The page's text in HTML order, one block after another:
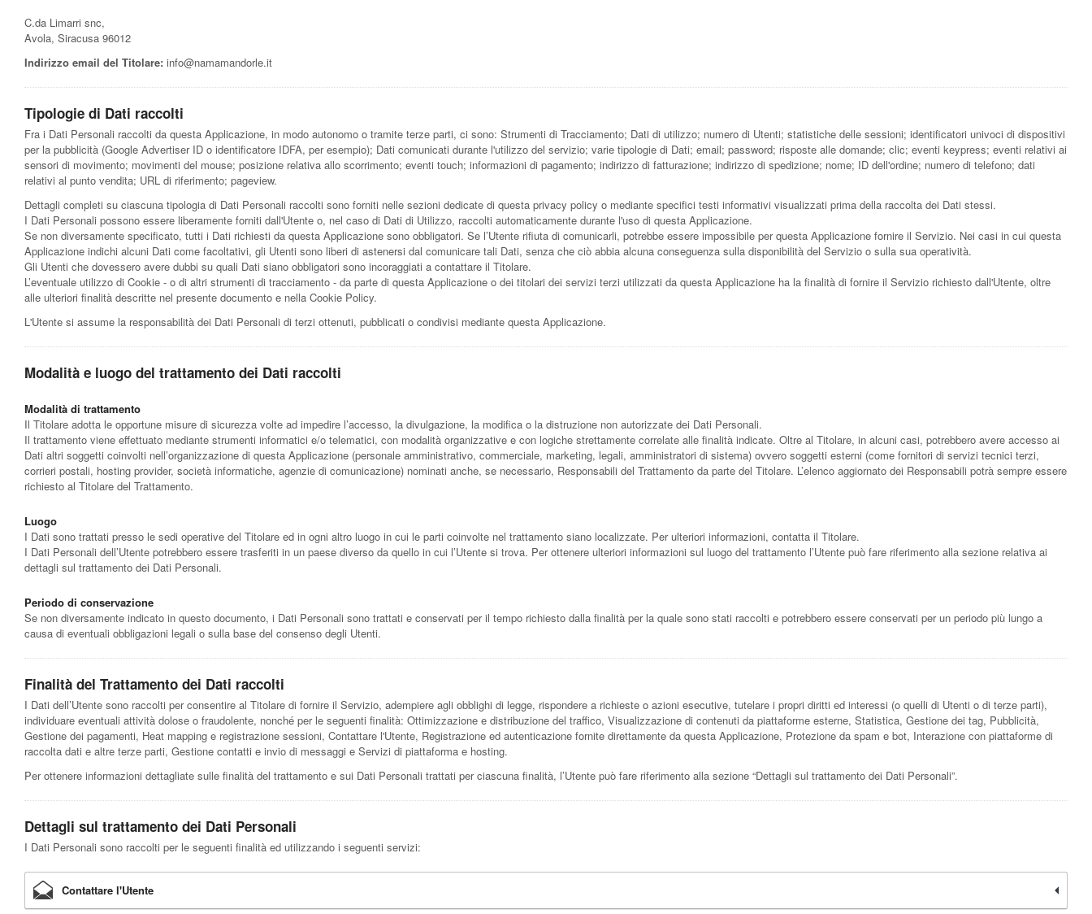
C.da Limarri snc,
Avola, Siracusa 96012
Indirizzo email del Titolare: info@namamandorle.it
Tipologie di Dati raccolti
Fra i Dati Personali raccolti da questa Applicazione, in modo autonomo o tramite terze parti, ci sono: Strumenti di Tracciamento; Dati di utilizzo; numero di Utenti; statistiche delle sessioni; identificatori univoci di dispositivi
per la pubblicità (Google Advertiser ID o identificatore IDFA, per esempio); Dati comunicati durante l'utilizzo del servizio; varie tipologie di Dati; email; password; risposte alle domande; clic; eventi keypress; eventi relativi ai
sensori di movimento; movimenti del mouse; posizione relativa allo scorrimento; eventi touch; informazioni di pagamento; indirizzo di fatturazione; indirizzo di spedizione; nome; ID dell'ordine; numero di telefono; dati
relativi al punto vendita; URL di riferimento; pageview.
Dettagli completi su ciascuna tipologia di Dati Personali raccolti sono forniti nelle sezioni dedicate di questa privacy policy o mediante specifici testi informativi visualizzati prima della raccolta dei Dati stessi.
I Dati Personali possono essere liberamente forniti dall'Utente o, nel caso di Dati di Utilizzo, raccolti automaticamente durante l'uso di questa Applicazione.
Se non diversamente specificato, tutti i Dati richiesti da questa Applicazione sono obbligatori. Se l’Utente rifiuta di comunicarli, potrebbe essere impossibile per questa Applicazione fornire il Servizio. Nei casi in cui questa
Applicazione indichi alcuni Dati come facoltativi, gli Utenti sono liberi di astenersi dal comunicare tali Dati, senza che ciò abbia alcuna conseguenza sulla disponibilità del Servizio o sulla sua operatività.
Gli Utenti che dovessero avere dubbi su quali Dati siano obbligatori sono incoraggiati a contattare il Titolare.
L’eventuale utilizzo di Cookie - o di altri strumenti di tracciamento - da parte di questa Applicazione o dei titolari dei servizi terzi utilizzati da questa Applicazione ha la finalità di fornire il Servizio richiesto dall'Utente, oltre
alle ulteriori finalità descritte nel presente documento e nella Cookie Policy.
L'Utente si assume la responsabilità dei Dati Personali di terzi ottenuti, pubblicati o condivisi mediante questa Applicazione.
Modalità e luogo del trattamento dei Dati raccolti
Modalità di trattamento
Il Titolare adotta le opportune misure di sicurezza volte ad impedire l’accesso, la divulgazione, la modifica o la distruzione non autorizzate dei Dati Personali.
Il trattamento viene effettuato mediante strumenti informatici e/o telematici, con modalità organizzative e con logiche strettamente correlate alle finalità indicate. Oltre al Titolare, in alcuni casi, potrebbero avere accesso ai
Dati altri soggetti coinvolti nell’organizzazione di questa Applicazione (personale amministrativo, commerciale, marketing, legali, amministratori di sistema) ovvero soggetti esterni (come fornitori di servizi tecnici terzi,
corrieri postali, hosting provider, società informatiche, agenzie di comunicazione) nominati anche, se necessario, Responsabili del Trattamento da parte del Titolare. L’elenco aggiornato dei Responsabili potrà sempre essere
richiesto al Titolare del Trattamento.
Luogo
I Dati sono trattati presso le sedi operative del Titolare ed in ogni altro luogo in cui le parti coinvolte nel trattamento siano localizzate. Per ulteriori informazioni, contatta il Titolare.
I Dati Personali dell’Utente potrebbero essere trasferiti in un paese diverso da quello in cui l’Utente si trova. Per ottenere ulteriori informazioni sul luogo del trattamento l’Utente può fare riferimento alla sezione relativa ai
dettagli sul trattamento dei Dati Personali.
Periodo di conservazione
Se non diversamente indicato in questo documento, i Dati Personali sono trattati e conservati per il tempo richiesto dalla finalità per la quale sono stati raccolti e potrebbero essere conservati per un periodo più lungo a
causa di eventuali obbligazioni legali o sulla base del consenso degli Utenti.
Finalità del Trattamento dei Dati raccolti
I Dati dell’Utente sono raccolti per consentire al Titolare di fornire il Servizio, adempiere agli obblighi di legge, rispondere a richieste o azioni esecutive, tutelare i propri diritti ed interessi (o quelli di Utenti o di terze parti),
individuare eventuali attività dolose o fraudolente, nonché per le seguenti finalità: Ottimizzazione e distribuzione del traffico, Visualizzazione di contenuti da piattaforme esterne, Statistica, Gestione dei tag, Pubblicità,
Gestione dei pagamenti, Heat mapping e registrazione sessioni, Contattare l'Utente, Registrazione ed autenticazione fornite direttamente da questa Applicazione, Protezione da spam e bot, Interazione con piattaforme di
raccolta dati e altre terze parti, Gestione contatti e invio di messaggi e Servizi di piattaforma e hosting.
Per ottenere informazioni dettagliate sulle finalità del trattamento e sui Dati Personali trattati per ciascuna finalità, l’Utente può fare riferimento alla sezione “Dettagli sul trattamento dei Dati Personali”.
Dettagli sul trattamento dei Dati Personali
I Dati Personali sono raccolti per le seguenti finalità ed utilizzando i seguenti servizi:
Contattare l'Utente